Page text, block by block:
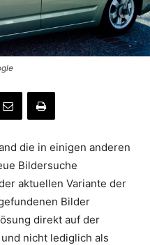
die in einigen anderen
Bildersuche
aktuellen Variante der
Bilder
direkt auf der
nicht lediglich als